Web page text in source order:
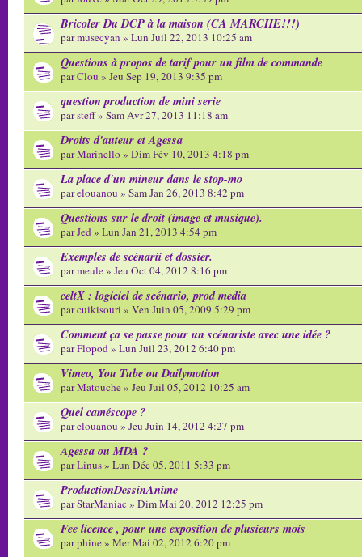
Bricoler Du DCP à la maison (CA MARCHE!!!)
parmusecyan » Lun Juil 22, 2013 10:25 am
Questions à propos de tarif pour un film de commande
parClou » Jeu Sep 19, 2013 9:35 pm
question production de mini serie
parsteff» Sam Avr 27, 2013 11:18 am
Droits d'auteur et Agessa
parMarinello» Dim Fév 10, 2013 4:18 pm
La place d'un mineur dans le stop-mo
parelouanou » Sam Jan 26, 2013 8:42 pm
Questions sur le droit (image et musique).
parJed» Lun Jan 21, 2013 4:54 pm
Exemples de scénarii et dossier.
parmeule» Jeu Oct 04, 2012 8:16 pm
celtX : logiciel de scénario, prod media
parcuikisouri » Ven Juin 05, 2009 5:29 pm
Comment ça se passe pour un scénariste avec une idée ?
parFlopod» Lun Juil 23, 2012 6:40 pm
Vimeo, You Tube ou Dailymotion
parMatouche» Jeu Juil 05, 2012 10:25 am
Quel caméscope ?
parelouanou » Jeu Juin 14, 2012 4:27 pm
Agessa ou MDA ?
parLinus» Lun Déc 05, 2011 5:33 pm
ProductionDessinAnime
parStarManiac» Dim Mai 20, 2012 12:25 pm
Fee licence , pour une exposition de plusieurs mois
parphine» Mer Mai 02, 2012 6:20 pm